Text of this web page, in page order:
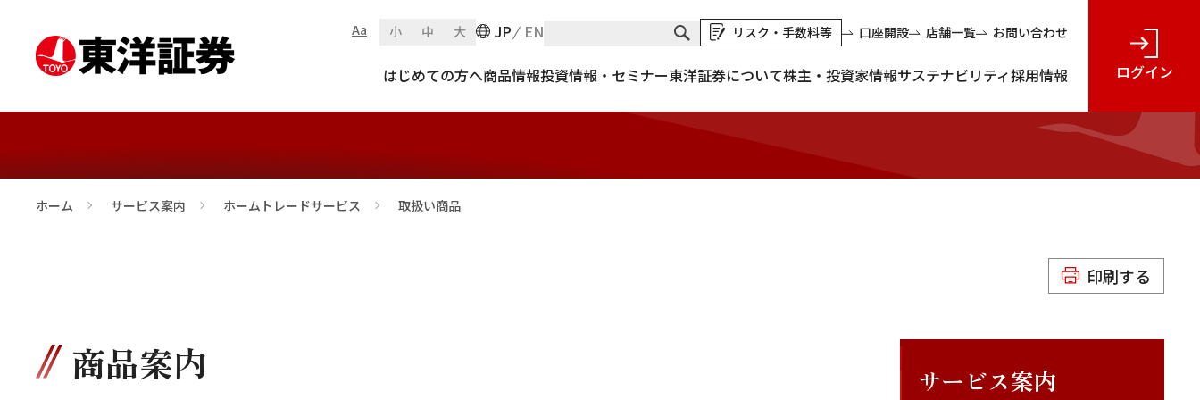
Aa 小 中 大 JP EN リスク・手数料等 口座開設 店舗一覧 お問い合わせ
はじめての方へ商品情報投資情報・セミナー東洋証券について株主・投資家情報サステナビリティ採用情報 ログイン
取扱い商品
ホーム >
サービス案内 >
ホームトレードサービス >
取扱い商品
印刷する
商品案内 サービス案内